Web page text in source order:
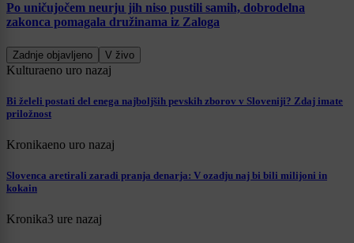
Po uničujočem neurju jih niso pustili samih, dobrodelna
zakonca pomagala družinama iz Zaloga
Zadnje objavljeno V živo
Kulturaeno uro nazaj
Bi želeli postati del enega najboljših pevskih zborov v Sloveniji? Zdaj imate
priložnost
Kronikaeno uro nazaj
Slovenca aretirali zaradi pranja denarja: V ozadju naj bi bili milijoni in
kokain
Kronika3 ure nazaj